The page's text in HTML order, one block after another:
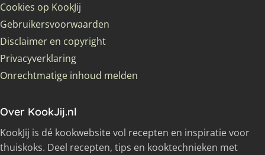
Cookies op KookJij
Gebruikersvoorwaarden
Disclaimer en copyright
Privacyverklaring
Onrechtmatige inhoud melden
Over KookJij.nl
KookJij is dé kookwebsite vol recepten en inspiratie voor
thuiskoks. Deel recepten, tips en kooktechnieken met